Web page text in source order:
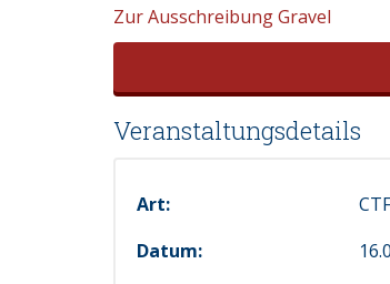
Zur Ausschreibung Gravel
Veranstaltungsdetails
Art:
Datum: